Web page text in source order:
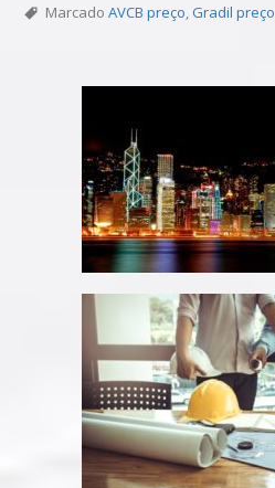
Marcado AVCB preço,Gradil preço